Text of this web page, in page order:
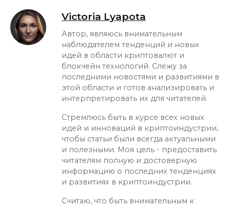
Victoria Lyapota
Автор, являюсь внимательным
наблюдателем тенденций и новых
идей в области криптовалют и
блокчейн технологий. Слежу за
последними новостями и развитиями в
этой области и готов анализировать и
интерпретировать их для читателей.
Стремлюсь быть в курсе всех новых
идей и инноваций в криптоиндустрии,
чтобы статьи были всегда актуальными
и полезными. Моя цель - предоставить
читателям полную и достоверную
информацию о последних тенденциях
и развитиях в криптоиндустрии.
Считаю, что быть внимательным к